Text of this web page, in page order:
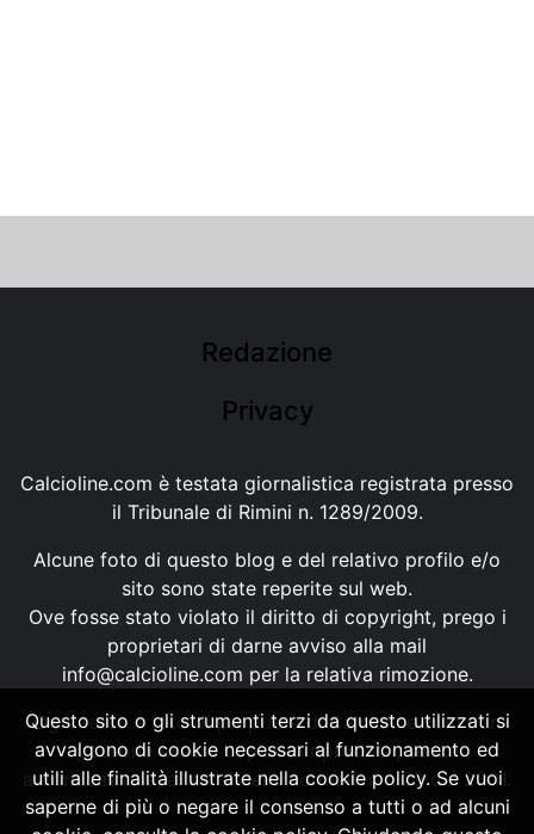
Redazione
Privacy
Calcioline.com è testata giornalistica registrata presso
il Tribunale di Rimini n. 1289/2009.
Alcune foto di questo blog e del relativo profilo e/o
sito sono state reperite sul web.
Ove fosse stato violato il diritto di copyright, prego i
proprietari di darne avviso alla mail
info@calcioline.com per la relativa rimozione.
Ogni testo e foto di proprietà di Calcioline.com non
possono essere copiati o riprodotti, senza
autorizzazione, ai sensi della normativa n.29 del 2001.
Questo sito o gli strumenti terzi da questo utilizzati si
avvalgono di cookie necessari al funzionamento ed
utili alle finalità illustrate nella cookie policy. Se vuoi
saperne di più o negare il consenso a tutti o ad alcuni